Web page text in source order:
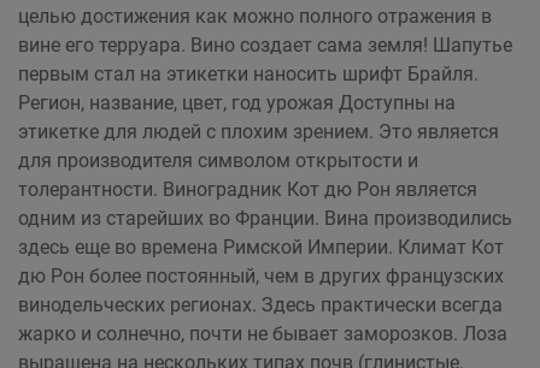
целью достижения как можно полного отражения в
вине его терруара. Вино создает сама земля! Шапутье
первым стал на этикетки наносить шрифт Брайля.
Регион, название, цвет, год урожая Доступны на
этикетке для людей с плохим зрением. Это является
для производителя символом открытости и
толерантности. Виноградник Кот дю Рон является
одним из старейших во Франции. Вина производились
здесь еще во времена Римской Империи. Климат Кот
дю Рон более постоянный, чем в других французских
винодельческих регионах. Здесь практически всегда
жарко и солнечно, почти не бывает заморозков. Лоза
выращена на нескольких типах почв (глинистые,